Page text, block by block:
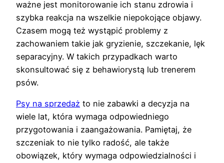
ważne jest monitorowanie ich stanu zdrowia i
szybka reakcja na wszelkie niepokojące objawy.
Czasem mogą też wystąpić problemy z
zachowaniem takie jak gryzienie, szczekanie, lęk
separacyjny. W takich przypadkach warto
skonsultować się z behawiorystą lub trenerem
psów.
Psy na sprzedaż to nie zabawki a decyzja na
wiele lat, która wymaga odpowiedniego
przygotowania i zaangażowania. Pamiętaj, że
szczeniak to nie tylko radość, ale także
obowiązek, który wymaga odpowiedzialności i